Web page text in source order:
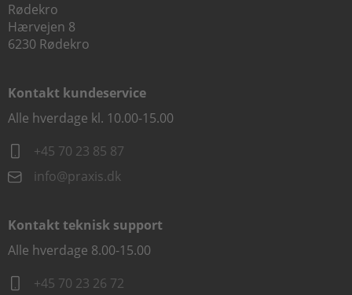
Rødekro
Hærvejen 8
6230 Rødekro
Kontakt kundeservice
Alle hverdage kl. 10.00-15.00
+45 70 23 85 87
info@praxis.dk
Kontakt teknisk support
Alle hverdage 8.00-15.00
+45 70 23 26 72